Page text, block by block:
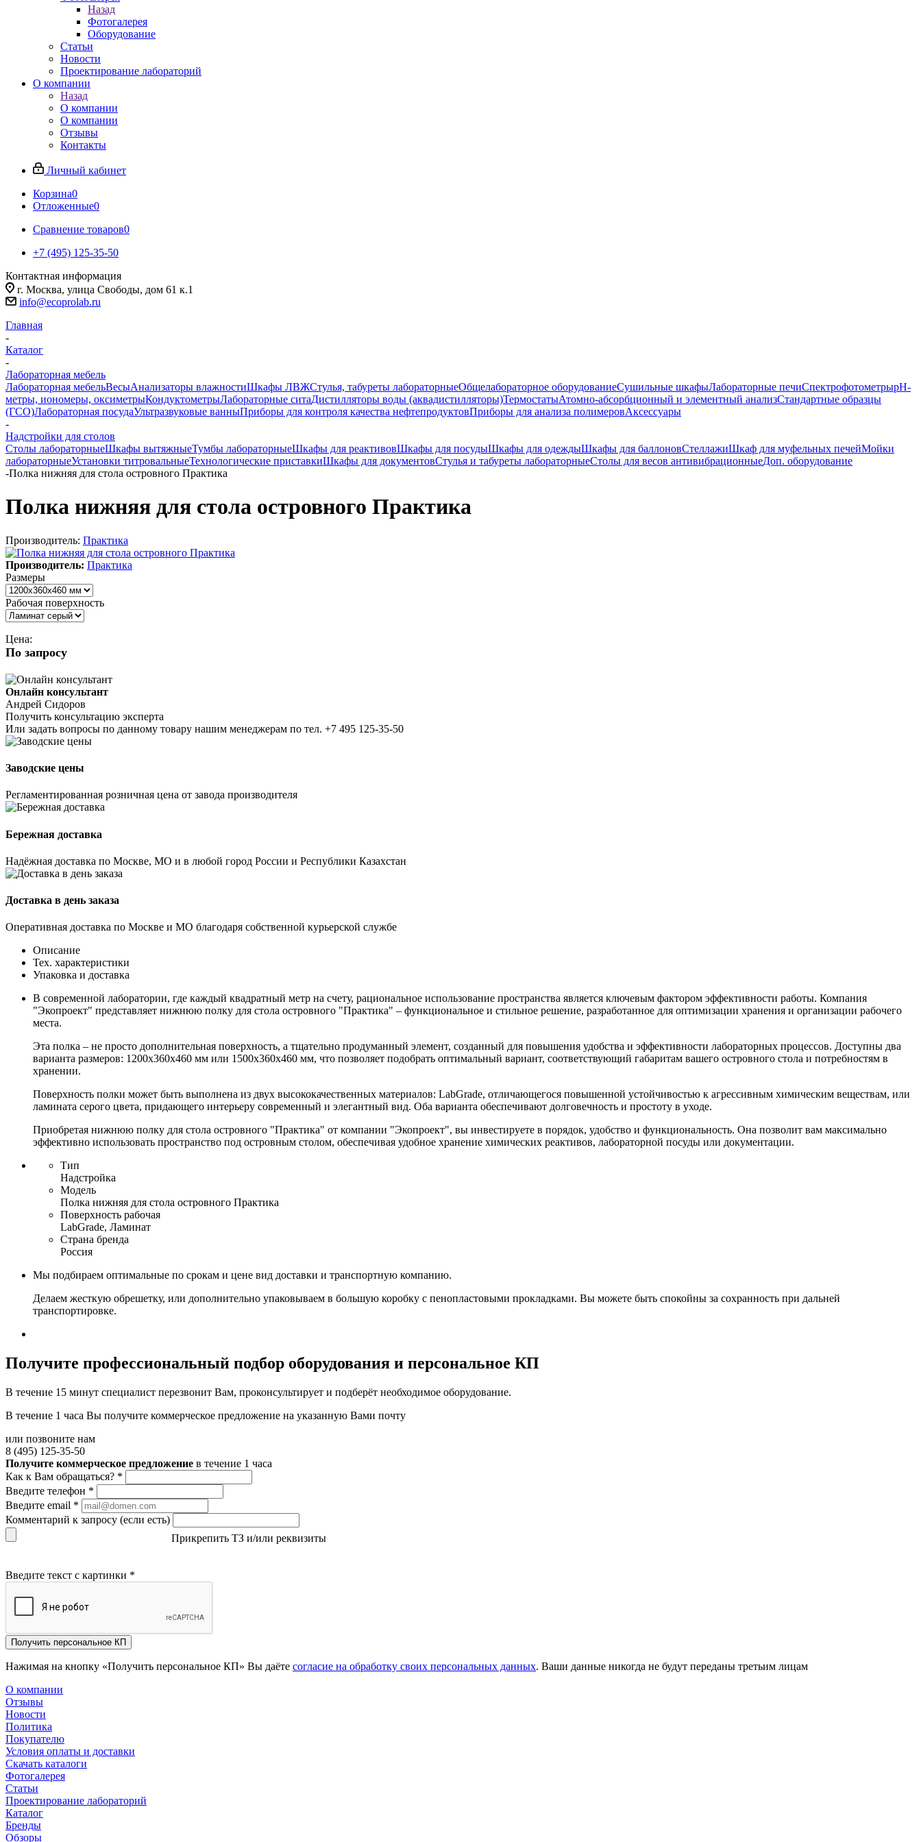
Назад
Фотогалерея
Оборудование
Статьи
Новости
Проектирование лабораторий
О компании
Назад
О компании
О компании
Отзывы
Контакты
Личный кабинет
Корзина0
Отложенные0
Сравнение товаров0
+7 (495) 125-35-50
Контактная информация
г. Москва, улица Свободы, дом 61 к.1
info@ecoprolab.ru
Главная
-
Каталог
-
Лабораторная мебель
Лабораторная мебельВесыАнализаторы влажностиШкафы ЛВЖСтулья, табуреты лабораторныеОбщелабораторное оборудованиеСушильные шкафыЛабораторные печиСпектрофотометрыpH-
метры, иономеры, оксиметрыКондуктометрыЛабораторные ситаДистилляторы воды (аквадистилляторы)ТермостатыАтомно-абсорбционный и элементный анализСтандартные образцы
(ГСО)Лабораторная посудаУльтразвуковые ванныПриборы для контроля качества нефтепродуктовПриборы для анализа полимеровАксессуары
-
Надстройки для столов
Столы лабораторныеШкафы вытяжныеТумбы лабораторныеШкафы для реактивовШкафы для посудыШкафы для одеждыШкафы для баллоновСтеллажиШкаф для муфельных печейМойки
лабораторныеУстановки титровальныеТехнологические приставкиШкафы для документовСтулья и табуреты лабораторныеСтолы для весов антивибрационныеДоп. оборудование
-Полка нижняя для стола островного Практика
Полка нижняя для стола островного Практика
Производитель: Практика
Производитель: Практика
Размеры
Рабочая поверхность
Цена:
По запросу
Онлайн консультант
Андрей Сидоров
Получить консультацию эксперта
Или задать вопросы по данному товару нашим менеджерам по тел. +7 495 125-35-50
Заводские цены
Регламентированная розничная цена от завода производителя
Бережная доставка
Надёжная доставка по Москве, МО и в любой город России и Республики Казахстан
Доставка в день заказа
Оперативная доставка по Москве и МО благодаря собственной курьерской службе
Описание
Тех. характеристики
Упаковка и доставка
В современной лаборатории, где каждый квадратный метр на счету, рациональное использование пространства является ключевым фактором эффективности работы. Компания
"Экопроект" представляет нижнюю полку для стола островного "Практика" – функциональное и стильное решение, разработанное для оптимизации хранения и организации рабочего
места.
Эта полка – не просто дополнительная поверхность, а тщательно продуманный элемент, созданный для повышения удобства и эффективности лабораторных процессов. Доступны два
варианта размеров: 1200х360х460 мм или 1500х360х460 мм, что позволяет подобрать оптимальный вариант, соответствующий габаритам вашего островного стола и потребностям в
хранении.
Поверхность полки может быть выполнена из двух высококачественных материалов: LabGrade, отличающегося повышенной устойчивостью к агрессивным химическим веществам, или
ламината серого цвета, придающего интерьеру современный и элегантный вид. Оба варианта обеспечивают долговечность и простоту в уходе.
Приобретая нижнюю полку для стола островного "Практика" от компании "Экопроект", вы инвестируете в порядок, удобство и функциональность. Она позволит вам максимально
эффективно использовать пространство под островным столом, обеспечивая удобное хранение химических реактивов, лабораторной посуды или документации.
Тип
Надстройка
Модель
Полка нижняя для стола островного Практика
Поверхность рабочая
LabGrade, Ламинат
Страна бренда
Россия
Мы подбираем оптимальные по срокам и цене вид доставки и транспортную компанию.
Делаем жесткую обрешетку, или дополнительно упаковываем в большую коробку с пенопластовыми прокладками. Вы можете быть спокойны за сохранность при дальней
транспортировке.
Получите профессиональный подбор оборудования и персональное КП
В течение 15 минут специалист перезвонит Вам, проконсультирует и подберёт необходимое оборудование.
В течение 1 часа Вы получите коммерческое предложение на указанную Вами почту
или позвоните нам
8 (495) 125-35-50
Получите коммерческое предложение в течение 1 часа
Как к Вам обращаться? *
Введите телефон *
Введите email *
Комментарий к запросу (если есть)
Прикрепить ТЗ и/или реквизиты
Введите текст с картинки *
Получить персональное КП
Нажимая на кнопку «Получить персональное КП» Вы даёте согласие на обработку своих персональных данных. Ваши данные никогда не будут переданы третьим лицам
О компании
Отзывы
Новости
Политика
Покупателю
Условия оплаты и доставки
Скачать каталоги
Фотогалерея
Статьи
Проектирование лабораторий
Каталог
Бренды
Обзоры